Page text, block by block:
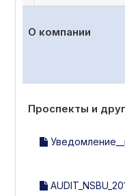
О компании
Проспекты и